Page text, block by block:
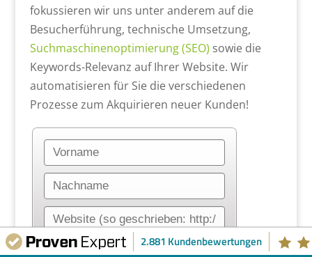
fokussieren wir uns unter anderem auf die
Besucherführung, technische Umsetzung,
Suchmaschinenoptimierung (SEO) sowie die
Keywords-Relevanz auf Ihrer Website. Wir
automatisieren für Sie die verschiedenen
Prozesse zum Akquirieren neuer Kunden!
2.881 Kundenbewertungen